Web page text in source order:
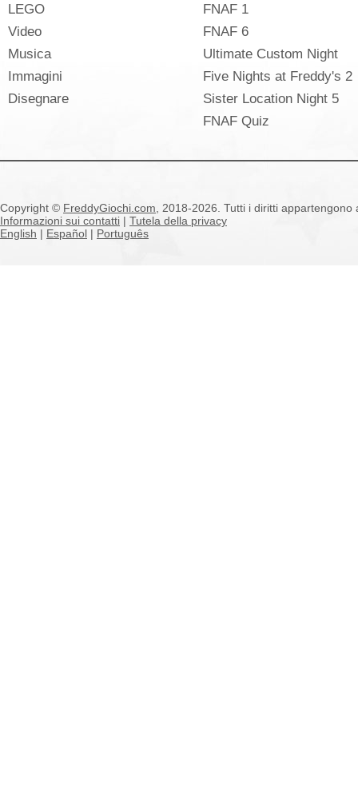
LEGO
Video
Musica
Immagini
Disegnare
FNAF 1
FNAF 6
Ultimate Custom Night
Five Nights at Freddy's 2
Sister Location Night 5
FNAF Quiz
Copyright © FreddyGiochi.com , 2018-2026. Tutti i diritti
Informazioni sui contatti | Tutela della privacy
English | Español | Português